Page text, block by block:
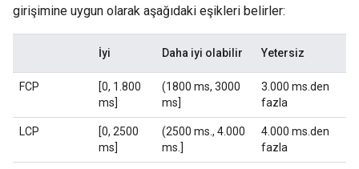
girişimine uygun olarak aşağıdaki eşikleri belirler:
İyi Daha iyi olabilir Yetersiz
FCP
[0, 1.800
ms]
(1800 ms, 3000
ms]
3.000 ms.den
fazla
LCP
[0, 2500
ms]
(2500 ms., 4.000
ms.]
4.000 ms.den
fazla